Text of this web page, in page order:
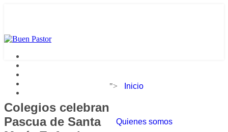
"> Inicio
Quienes somos
Colegios celebran
Pascua de Santa